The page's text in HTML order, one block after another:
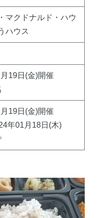
マクドナルド・ハウ
ハウス
19日(金)開催
19日(金)開催
年01月18日(木)